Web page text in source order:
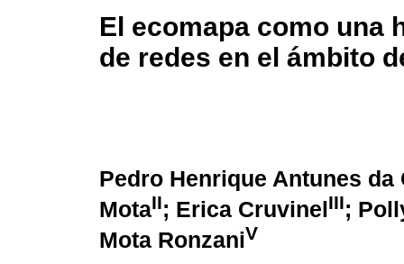
El ecomapa como una
de redes en el ámbito
Pedro Henrique Antunes da
MotaII; Erica CruvinelIII;
Mota RonzaniV